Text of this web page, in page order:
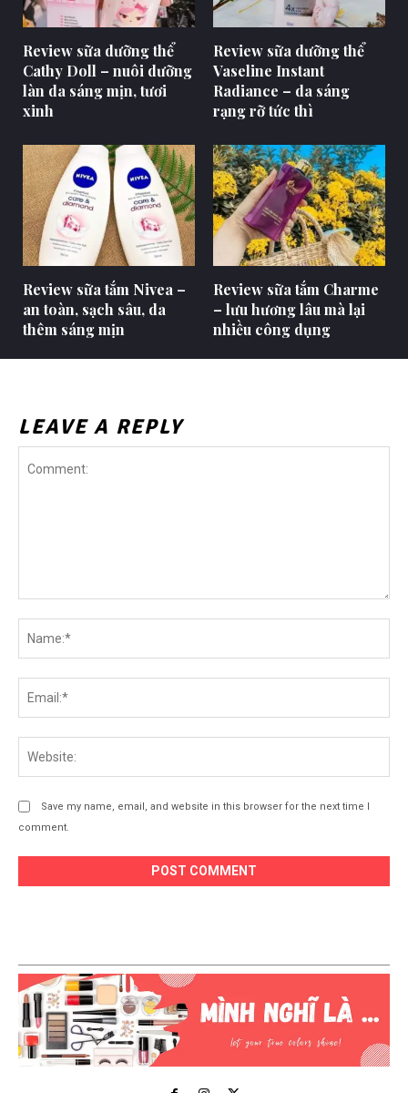
Review sữa dưỡng thể
Cathy Doll – nuôi dưỡng
làn da sáng mịn, tươi
xinh
Review sữa dưỡng thể
Vaseline Instant
Radiance – da sáng
rạng rỡ tức thì
Review sữa tắm Nivea –
an toàn, sạch sâu, da
thêm sáng mịn
Review sữa tắm Charme
– lưu hương lâu mà lại
nhiều công dụng
LEAVE A REPLY
Save my name, email, and website in this browser for the next time I
comment.